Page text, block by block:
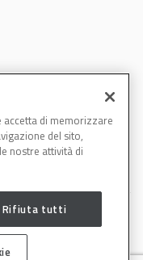
accetta di memorizzare
del sito,
nostre attività di
Rifiuta tutti